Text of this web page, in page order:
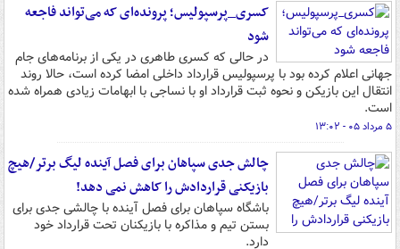
کسری_پرسپولیس؛ پرونده‌ای که می‌تواند فاجعه
شود
در حالی که کسری طاهری در یکی از برنامه‌های جام
جهانی اعلام کرده بود با پرسپولیس قرارداد داخلی امضا کرده است، حالا روند
انتقال این بازیکن و نحوه ثبت قرارداد او با نساجی با ابهامات زیادی همراه شده
است.
۵ مرداد ۰۵ - ۱۳:۰۲
چالش جدی سپاهان برای فصل آینده لیگ برتر/هیچ
بازیکنی قراردادش را کاهش نمی دهد!
باشگاه سپاهان برای فصل آینده با چالشی جدی برای
بستن تیم و مذاکره با بازیکنان تحت قرارداد خود
دارد.